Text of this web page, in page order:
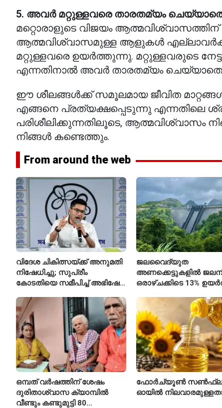
5. അവർ മറ്റുള്ളവരെ താരതമ്യം
മറ്റൊരാളുടെ വിജയം
ആത്മവിശ്വാസമുള്ള ആളുകൾ എല്ലാവർക്കും
മറ്റുള്ളവരെ ഉയർത്തുന്നു. മറ്റുള്ളവരുടെ
എന്നതിനാൽ അവർ താരതമ്യം ചെയ്യാതെ
ഈ ശീലങ്ങൾക്ക് സമൂലമായ ജീവിത
എങ്ങനെ പ്രത്യക്ഷപ്പെടുന്നു എന്നതിലെ
പരിശീലിക്കുന്നതിലൂടെ, ആത്മവിശ്വാസം
നിങ്ങൾ കണ്ടെത്തും.
From around the web
വിദേശ ചികിത്സയ്ക്ക് അനുമതി
നിഷേധിച്ചു; സുപ്രീം
കോടതിയെ സമീപിച്ച് അഭിഷേക്
ജലവൈദ്യുത
അണക്കെട്ടുകളിൽ
ഒരാഴ്ചക്കിടെ 13%
ഇപ്പോഴും കുറവ്
ഒമ്പത് വർഷത്തിന് ശേഷം
ദുരിതാശ്വാസ ക്യാമ്പിൽ
വീണ്ടും കണ്ടുമുട്ടി 80
ഫോർച്യൂൺ
ഓയിൽ